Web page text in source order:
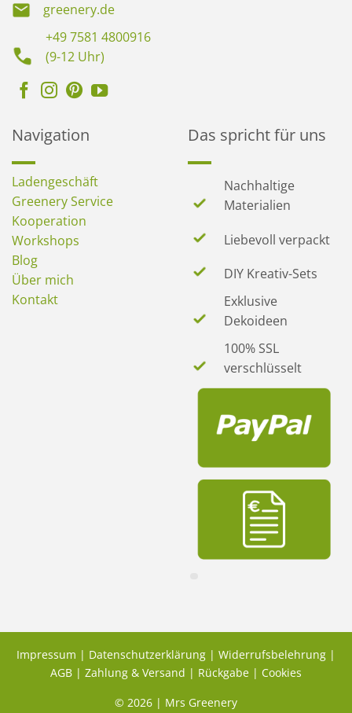
greenery.de
+49 7581 4800916
(9-12 Uhr)
Navigation
Ladengeschäft
Greenery Service
Kooperation
Workshops
Blog
Über mich
Kontakt
Das spricht für uns
Nachhaltige
Materialien
Liebevoll verpackt
DIY Kreativ-Sets
Exklusive
Dekoideen
100% SSL
verschlüsselt
Impressum | Datenschutzerklärung | Widerrufsbelehrung |
AGB | Zahlung & Versand | Rückgabe | Cookies
© 2026 | Mrs Greenery